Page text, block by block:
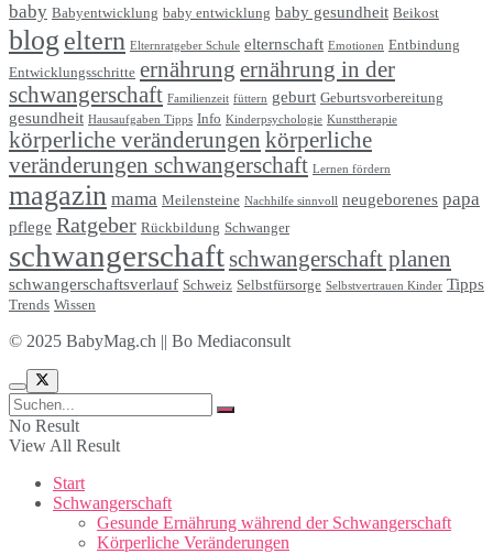
baby Babyentwicklung baby entwicklung baby gesundheit Beikost
blog eltern Elternratgeber Schule elternschaft Emotionen Entbindung
Entwicklungsschritte ernährung ernährung in der
schwangerschaft Familienzeit füttern geburt Geburtsvorbereitung
gesundheit Hausaufgaben Tipps Info Kinderpsychologie Kunsttherapie
körperliche veränderungen körperliche
veränderungen schwangerschaft Lernen fördern
magazin mama Meilensteine Nachhilfe sinnvoll neugeborenes papa
pflege Ratgeber Rückbildung Schwanger
schwangerschaft schwangerschaft planen
schwangerschaftsverlauf Schweiz Selbstfürsorge Selbstvertrauen Kinder Tipps
Trends Wissen
© 2025 BabyMag.ch || Bo Mediaconsult
No Result
View All Result
Start
Schwangerschaft
Gesunde Ernährung während der Schwangerschaft
Körperliche Veränderungen